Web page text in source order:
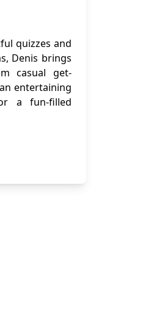
quizzes and
Denis brings
casual get-
entertaining
a fun-filled